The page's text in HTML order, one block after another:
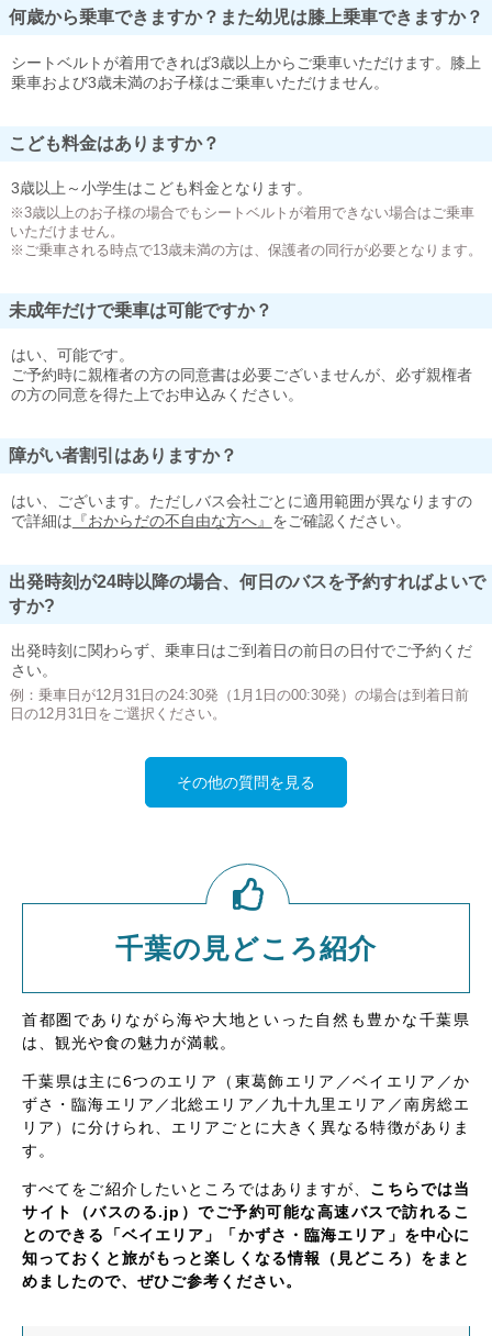
何歳から乗車できますか？また幼児は膝上乗車できますか？
シートベルトが着用できれば3歳以上からご乗車いただけます。膝上
乗車および3歳未満のお子様はご乗車いただけません。
こども料金はありますか？
3歳以上～小学生はこども料金となります。
※3歳以上のお子様の場合でもシートベルトが着用できない場合はご乗車
いただけません。
※ご乗車される時点で13歳未満の方は、保護者の同行が必要となります。
未成年だけで乗車は可能ですか？
はい、可能です。
ご予約時に親権者の方の同意書は必要ございませんが、必ず親権者
の方の同意を得た上でお申込みください。
障がい者割引はありますか？
はい、ございます。ただしバス会社ごとに適用範囲が異なりますの
で詳細は 『おからだの不自由な方へ』 をご確認ください。
出発時刻が24時以降の場合、何日のバスを予約すればよいで
すか?
出発時刻に関わらず、乗車日はご到着日の前日の日付でご予約くだ
さい。
例：乗車日が12月31日の24:30発（1月1日の00:30発）の場合は到着日前
日の12月31日をご選択ください。
その他の質問を見る
千葉の見どころ紹介
首都圏でありながら海や大地といった自然も豊かな千葉県
は、観光や食の魅力が満載。
千葉県は主に6つのエリア（東葛飾エリア／ベイエリア／か
ずさ・臨海エリア／北総エリア／九十九里エリア／南房総エ
リア）に分けられ、エリアごとに大きく異なる特徴がありま
す。
すべてをご紹介したいところではありますが、 こちらでは当
サイト（バスのる.jp）でご予約可能な高速バスで訪れるこ
とのできる「ベイエリア」「かずさ・臨海エリア」を中心に
知っておくと旅がもっと楽しくなる情報（見どころ）をまと
めましたので、ぜひご参考ください。